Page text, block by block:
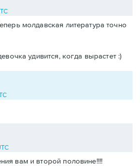
молдавская литература точно
удивится, когда вырастет :)
вам и второй половине!!!!